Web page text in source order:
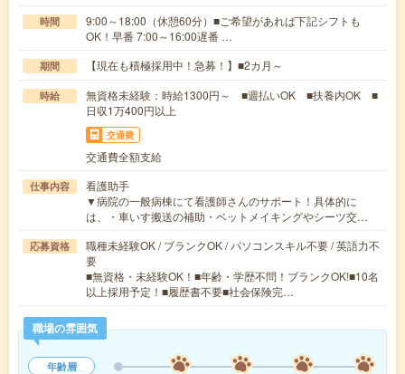
時間
9:00～18:00（休憩60分）■ご希望があれば下記シフトも
OK！早番 7:00～16:00遅番 …
期間 【現在も積極採用中！急募！】■2カ月～
時給
無資格未経験：時給1300円～ ■週払いOK ■扶養内OK ■
日収1万400円以上
交通費
交通費全額支給
仕事内容
看護助手
▼病院の一般病棟にて看護師さんのサポート！具体的に
は、・車いす搬送の補助・ベットメイキングやシーツ交…
応募資格
職種未経験OK / ブランクOK / パソコンスキル不要 / 英語力不
要
■無資格・未経験OK！■年齢・学歴不問！ブランクOK!■10名
以上採用予定！■履歴書不要■社会保険完…
職場の雰囲気
年齢層